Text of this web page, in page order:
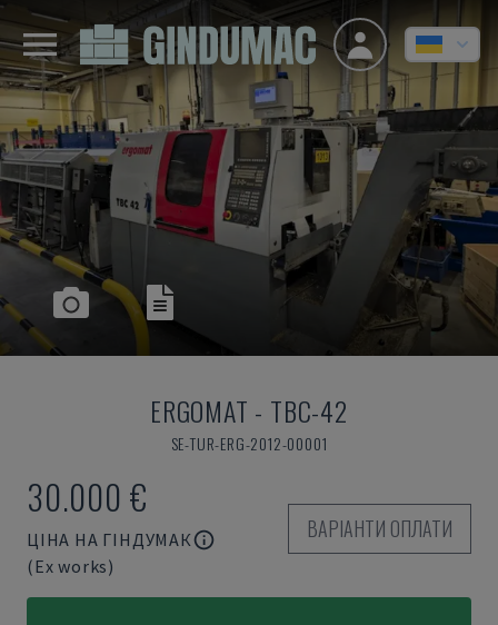
ERGOMAT - TBC-42
SE-TUR-ERG-2012-00001
30.000 €
ЦІНА НА ГІНДУМАК
(Ex works)
ВАРІАНТИ ОПЛАТИ